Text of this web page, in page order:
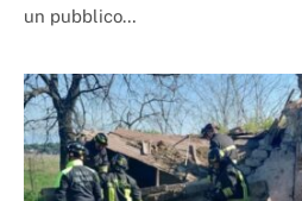
un pubblico…